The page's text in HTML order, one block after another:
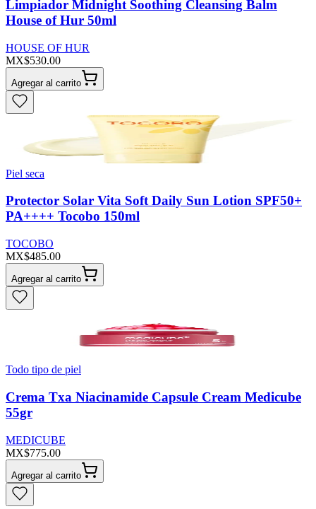
Limpiador Midnight Soothing Cleansing Balm
House of Hur 50ml
HOUSE OF HUR
MX$530.00
Agregar al carrito
Piel seca
Protector Solar Vita Soft Daily Sun Lotion SPF50+
PA++++ Tocobo 150ml
TOCOBO
MX$485.00
Agregar al carrito
Todo tipo de piel
Crema Txa Niacinamide Capsule Cream Medicube
55gr
MEDICUBE
MX$775.00
Agregar al carrito